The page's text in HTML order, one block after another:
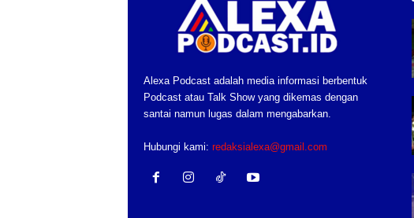
Alexa Podcast adalah media informasi berbentuk
Podcast atau Talk Show yang dikemas dengan
santai namun lugas dalam mengabarkan.
Hubungi kami: redaksialexa@gmail.com